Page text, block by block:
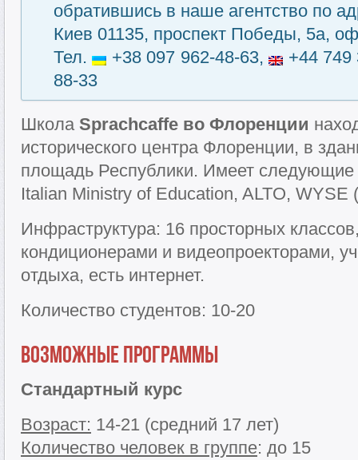
обратившись в наше агентство по
Киев 01135, проспект Победы, 5а,
Тел.
+38 097 962-48-63,
+44
88-33
Школа Sprachcaffe во Флоренции
исторического центра Флоренции, в
площадь Республики. Имеет следующие
Italian Ministry of Education, ALTO,
Инфраструктура: 16 просторных
кондиционерами и видеопроекторами,
отдыха, есть интернет.
Количество студентов: 10-20
Возможные программы
Стандартный курс
Возраст: 14-21 (средний 17 лет)
Количество человек в группе: до 15